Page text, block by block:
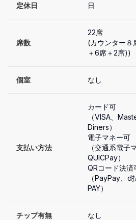
定休日 日
席数
22席
(カウンター８
＋6席＋2席))
個室 なし
支払い方法
カード可
（VISA、
Diners）
電子マネー可
（交通系電子
QUICPay）
QRコード決済
（PayPay、d
PAY）
チップ有無 なし